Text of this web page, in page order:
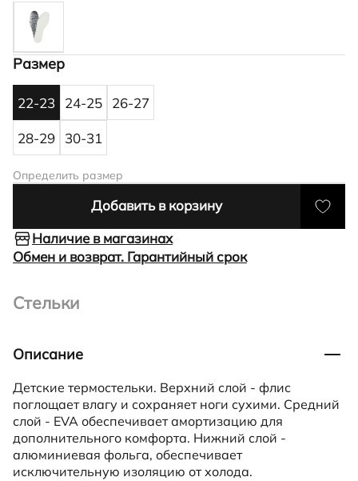
Размер
22-23 24-25 26-27
28-29 30-31
Определить размер
Добавить в корзину
Наличие в магазинах
Обмен и возврат. Гарантийный срок
Стельки
Описание
Детские термостельки. Верхний слой - флис
поглощает влагу и сохраняет ноги сухими. Средний
слой - EVA обеспечивает амортизацию для
дополнительного комфорта. Нижний слой -
алюминиевая фольга, обеспечивает
исключительную изоляцию от холода.